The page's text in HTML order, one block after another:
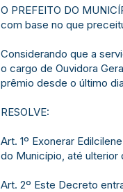
O PREFEITO DO
com base no que
Considerando que a
o cargo de Ouvidora
prêmio desde o último
RESOLVE:
Art. 1º Exonerar
do Município, até ulterior
Art. 2º Este Decreto